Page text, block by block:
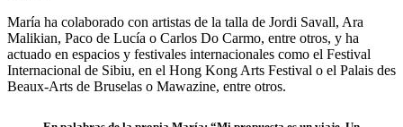
María ha colaborado con artistas de la talla de Jordi Savall, Ara
Malikian, Paco de Lucía o Carlos Do Carmo, entre otros, y ha
actuado en espacios y festivales internacionales como el Festival
Internacional de Sibiu, en el Hong Kong Arts Festival o el Palais des
Beaux-Arts de Bruselas o Mawazine, entre otros.